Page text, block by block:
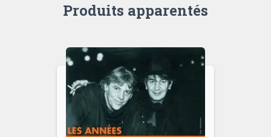
Produits apparentés